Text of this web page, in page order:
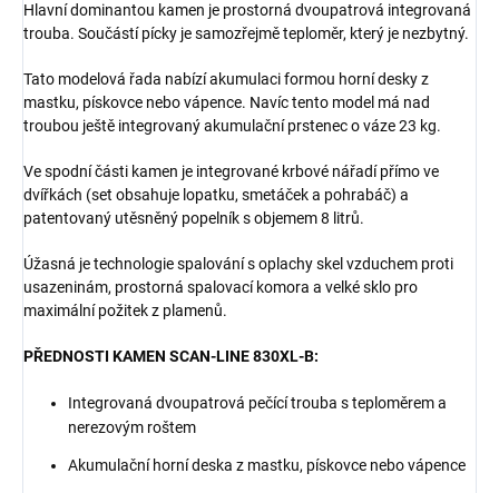
Hlavní dominantou kamen je prostorná dvoupatrová integrovaná
trouba. Součástí pícky je samozřejmě teploměr, který je nezbytný.
Tato modelová řada nabízí akumulaci formou horní desky z
mastku, pískovce nebo vápence. Navíc tento model má nad
troubou ještě integrovaný akumulační prstenec o váze 23 kg.
Ve spodní části kamen je integrované krbové nářadí přímo ve
dvířkách (set obsahuje lopatku, smetáček a pohrabáč) a
patentovaný utěsněný popelník s objemem 8 litrů.
Úžasná je technologie spalování s oplachy skel vzduchem proti
usazeninám, prostorná spalovací komora a velké sklo pro
maximální požitek z plamenů.
PŘEDNOSTI KAMEN SCAN-LINE 830XL-B:
Integrovaná dvoupatrová pečící trouba s teploměrem a
nerezovým roštem
Akumulační horní deska z mastku, pískovce nebo vápence